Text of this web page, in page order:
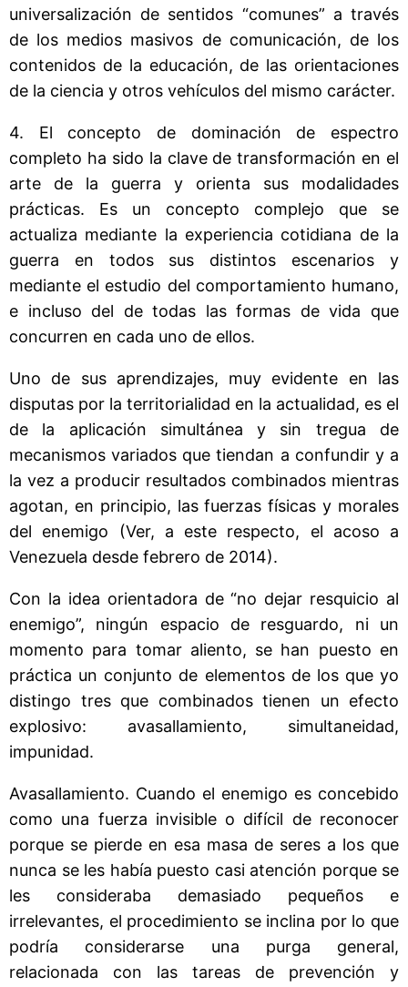
universalización de sentidos “comunes” a través
de los medios masivos de comunicación, de los
contenidos de la educación, de las orientaciones
de la ciencia y otros vehículos del mismo carácter.
4. El concepto de dominación de espectro
completo ha sido la clave de transformación en el
arte de la guerra y orienta sus modalidades
prácticas. Es un concepto complejo que se
actualiza mediante la experiencia cotidiana de la
guerra en todos sus distintos escenarios y
mediante el estudio del comportamiento humano,
e incluso del de todas las formas de vida que
concurren en cada uno de ellos.
Uno de sus aprendizajes, muy evidente en las
disputas por la territorialidad en la actualidad, es el
de la aplicación simultánea y sin tregua de
mecanismos variados que tiendan a confundir y a
la vez a producir resultados combinados mientras
agotan, en principio, las fuerzas físicas y morales
del enemigo (Ver, a este respecto, el acoso a
Venezuela desde febrero de 2014).
Con la idea orientadora de “no dejar resquicio al
enemigo”, ningún espacio de resguardo, ni un
momento para tomar aliento, se han puesto en
práctica un conjunto de elementos de los que yo
distingo tres que combinados tienen un efecto
explosivo: avasallamiento, simultaneidad,
impunidad.
Avasallamiento. Cuando el enemigo es concebido
como una fuerza invisible o difícil de reconocer
porque se pierde en esa masa de seres a los que
nunca se les había puesto casi atención porque se
les consideraba demasiado pequeños e
irrelevantes, el procedimiento se inclina por lo que
podría considerarse una purga general,
relacionada con las tareas de prevención y